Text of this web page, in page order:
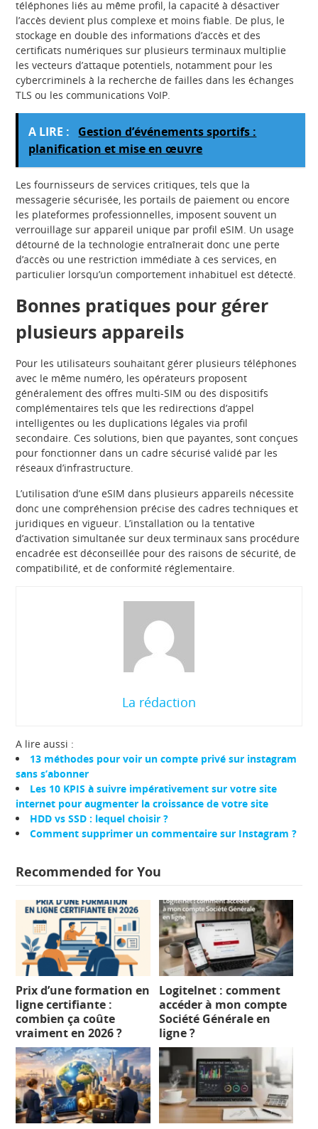
téléphones liés au même profil, la capacité à désactiver
l’accès devient plus complexe et moins fiable. De plus, le
stockage en double des informations d’accès et des
certificats numériques sur plusieurs terminaux multiplie
les vecteurs d’attaque potentiels, notamment pour les
cybercriminels à la recherche de failles dans les échanges
TLS ou les communications VoIP.
A LIRE :
Gestion d’événements sportifs :
planification et mise en œuvre
Les fournisseurs de services critiques, tels que la
messagerie sécurisée, les portails de paiement ou encore
les plateformes professionnelles, imposent souvent un
verrouillage sur appareil unique par profil eSIM. Un usage
détourné de la technologie entraînerait donc une perte
d’accès ou une restriction immédiate à ces services, en
particulier lorsqu’un comportement inhabituel est détecté.
Bonnes pratiques pour gérer
plusieurs appareils
Pour les utilisateurs souhaitant gérer plusieurs téléphones
avec le même numéro, les opérateurs proposent
généralement des offres multi-SIM ou des dispositifs
complémentaires tels que les redirections d’appel
intelligentes ou les duplications légales via profil
secondaire. Ces solutions, bien que payantes, sont conçues
pour fonctionner dans un cadre sécurisé validé par les
réseaux d’infrastructure.
L’utilisation d’une eSIM dans plusieurs appareils nécessite
donc une compréhension précise des cadres techniques et
juridiques en vigueur. L’installation ou la tentative
d’activation simultanée sur deux terminaux sans procédure
encadrée est déconseillée pour des raisons de sécurité, de
compatibilité, et de conformité réglementaire.
La rédaction
A lire aussi :
13 méthodes pour voir un compte privé sur instagram
sans s’abonner
Les 10 KPIS à suivre impérativement sur votre site
internet pour augmenter la croissance de votre site
HDD vs SSD : lequel choisir ?
Comment supprimer un commentaire sur Instagram ?
Recommended for You
Prix d’une formation en
ligne certifiante :
combien ça coûte
vraiment en 2026 ?
Logitelnet : comment
accéder à mon compte
Société Générale en
ligne ?